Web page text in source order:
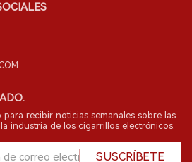
recibir noticias semanales sobre las
industria de los cigarrillos electrónicos.
SUSCRÍBETE